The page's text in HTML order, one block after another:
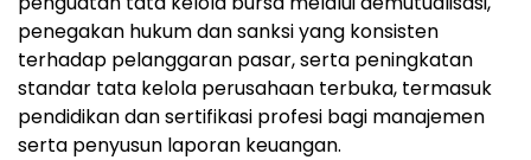
penegakan hukum dan sanksi yang konsisten
terhadap pelanggaran pasar, serta peningkatan
standar tata kelola perusahaan terbuka, termasuk
pendidikan dan sertifikasi profesi bagi manajemen
serta penyusun laporan keuangan.